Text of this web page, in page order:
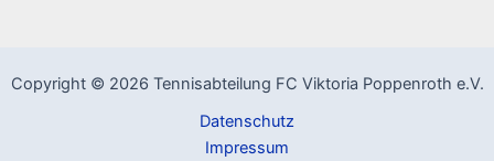
Copyright © 2026 Tennisabteilung FC Viktoria Poppenroth e.V.
Datenschutz
Impressum